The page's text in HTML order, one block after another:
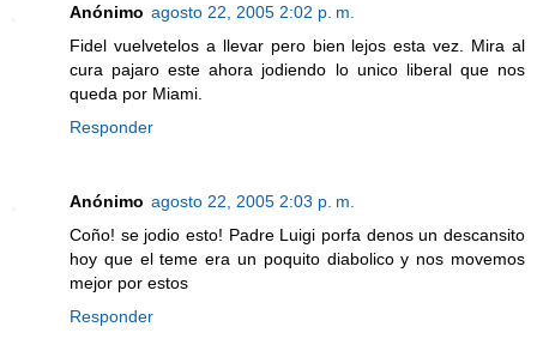
Anónimo agosto 22, 2005 2:02 p. m.
Fidel vuelvetelos a llevar pero bien lejos esta vez. Mira al
cura pajaro este ahora jodiendo lo unico liberal que nos
queda por Miami.
Responder
Anónimo agosto 22, 2005 2:03 p. m.
Coño! se jodio esto! Padre Luigi porfa denos un descansito
hoy que el teme era un poquito diabolico y nos movemos
mejor por estos
Responder